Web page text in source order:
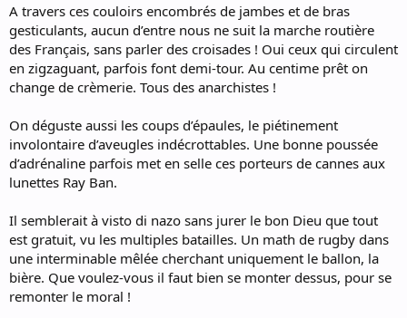
A travers ces couloirs encombrés de jambes et de bras
gesticulants, aucun d’entre nous ne suit la marche routière
des Français, sans parler des croisades ! Oui ceux qui circulent
en zigzaguant, parfois font demi-tour. Au centime prêt on
change de crèmerie. Tous des anarchistes !
On déguste aussi les coups d’épaules, le piétinement
involontaire d’aveugles indécrottables. Une bonne poussée
d’adrénaline parfois met en selle ces porteurs de cannes aux
lunettes Ray Ban.
Il semblerait à visto di nazo sans jurer le bon Dieu que tout
est gratuit, vu les multiples batailles. Un math de rugby dans
une interminable mêlée cherchant uniquement le ballon, la
bière. Que voulez-vous il faut bien se monter dessus, pour se
remonter le moral !